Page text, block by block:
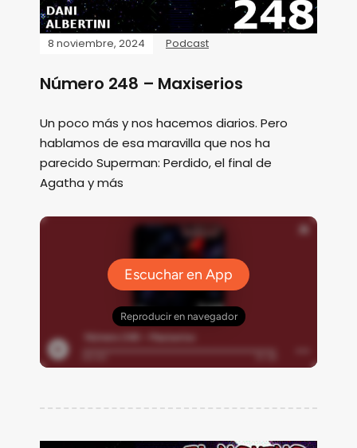
8 noviembre, 2024 Podcast
Número 248 – Maxiserios
Un poco más y nos hacemos diarios. Pero
hablamos de esa maravilla que nos ha
parecido Superman: Perdido, el final de
Agatha y más